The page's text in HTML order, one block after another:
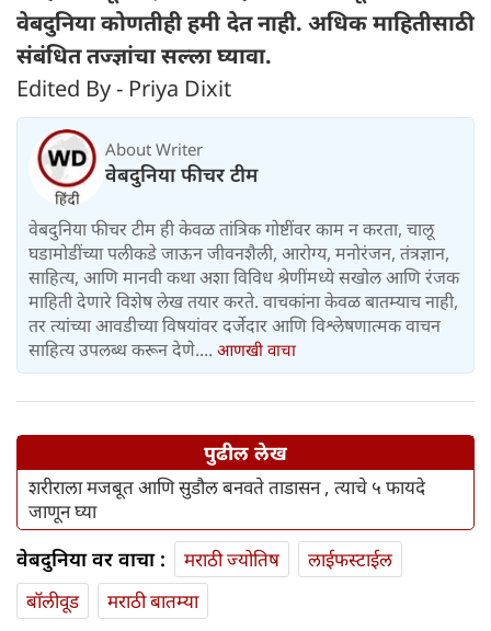
वेबदुनिया कोणतीही हमी देत ​​नाही. अधिक माहितीसाठी
संबंधित तज्ज्ञांचा सल्ला घ्यावा.
Edited By - Priya Dixit
About Writer
वेबदुनिया फीचर टीम
वेबदुनिया फीचर टीम ही केवळ तांत्रिक गोष्टींवर काम न करता, चालू
घडामोडींच्या पलीकडे जाऊन जीवनशैली, आरोग्य, मनोरंजन, तंत्रज्ञान,
साहित्य, आणि मानवी कथा अशा विविध श्रेणींमध्ये सखोल आणि रंजक
माहिती देणारे विशेष लेख तयार करते. वाचकांना केवळ बातम्याच नाही,
तर त्यांच्या आवडीच्या विषयांवर दर्जेदार आणि विश्लेषणात्मक वाचन
साहित्य उपलब्ध करून देणे.... आणखी वाचा
पुढील लेख
शरीराला मजबूत आणि सुडौल बनवते ताडासन , त्याचे ५ फायदे
जाणून घ्या
वेबदुनिया वर वाचा : मराठी ज्योतिष
लाईफस्टाईल
बॉलीवूड
मराठी बातम्या